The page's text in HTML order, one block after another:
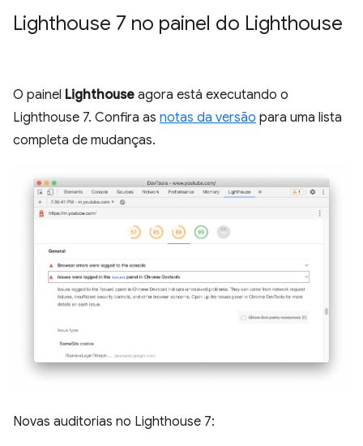
Lighthouse 7 no painel do Lighthouse
O painel Lighthouse agora está executando o
Lighthouse 7. Confira as notas da versão para uma lista
completa de mudanças.
Novas auditorias no Lighthouse 7: